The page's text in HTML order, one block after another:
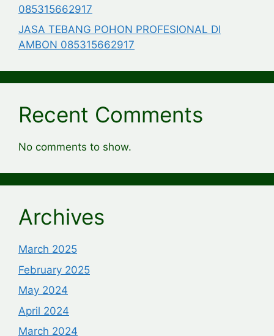
085315662917
JASA TEBANG POHON PROFESIONAL DI
AMBON 085315662917
Recent Comments
No comments to show.
Archives
March 2025
February 2025
May 2024
April 2024
March 2024